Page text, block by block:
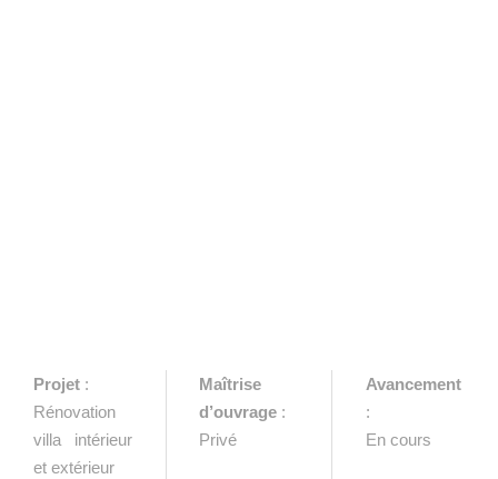
Projet :
Rénovation
villa intérieur
et extérieur
Maîtrise
d’ouvrage :
Privé
Avancement
:
En cours